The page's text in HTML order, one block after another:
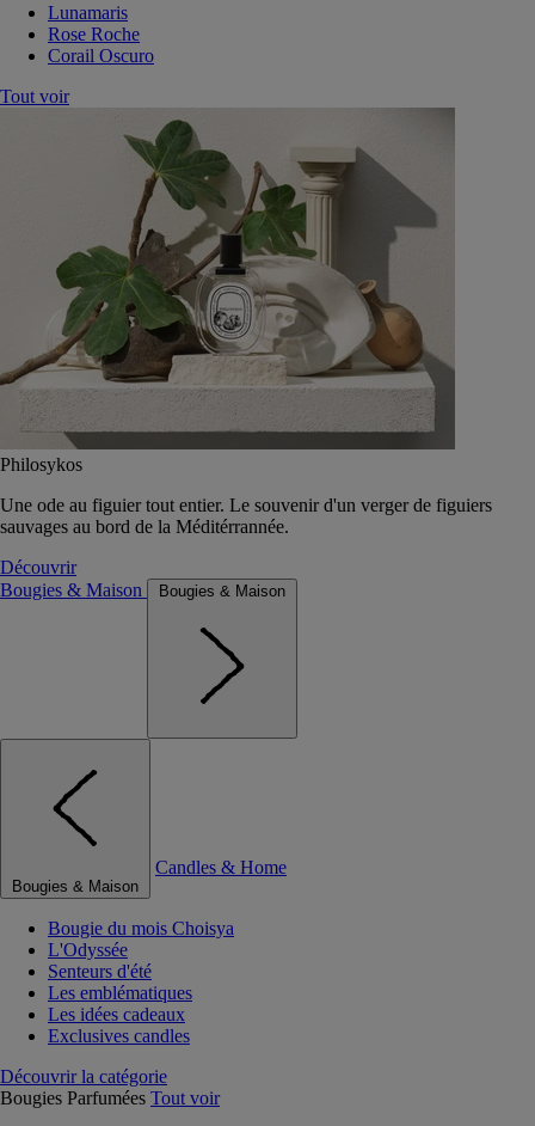
Lunamaris
Rose Roche
Corail Oscuro
Tout voir
Philosykos
Une ode au figuier tout entier. Le souvenir d'un verger de figuiers
sauvages au bord de la Méditérrannée.
Découvrir
Bougies & Maison
Bougies & Maison
Bougies & Maison
Candles & Home
Bougie du mois Choisya
L'Odyssée
Senteurs d'été
Les emblématiques
Les idées cadeaux
Exclusives candles
Découvrir la catégorie
Bougies Parfumées Tout voir